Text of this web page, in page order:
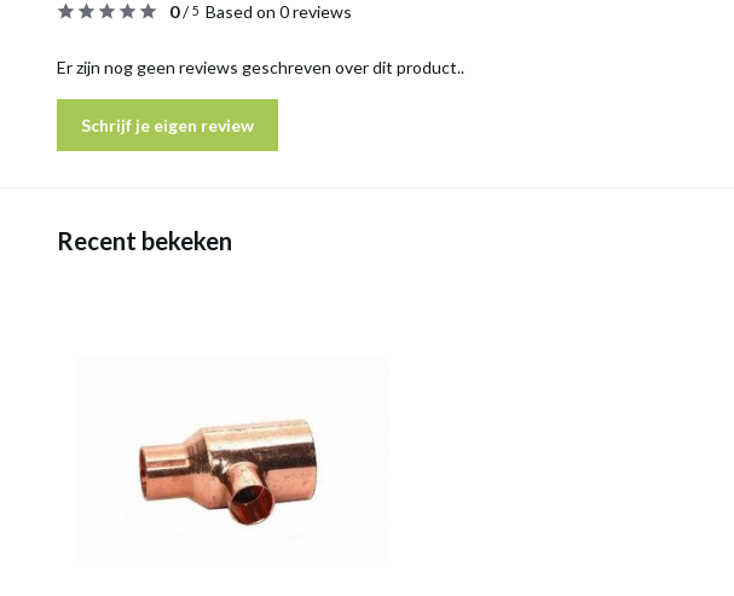
0/5 Based on 0 reviews
Er zijn nog geen reviews geschreven over dit product..
Schrijf je eigen review
Recent bekeken